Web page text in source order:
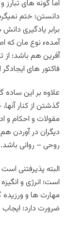
اما گونه های
دانستن؛ ختم
برابر یادگیری
آمدهء نوع مان که
آفرین هم باشد؛ از
فاکتور های
علاوه بر این
گذشتن از کنار
مقولات و احکام و
دیگران در آوردن
روحی – روانی باشد.
البته پذیرفتنی
است؛ انرژی و
مهارت ها و ورزیده
ضرورت دارد؛